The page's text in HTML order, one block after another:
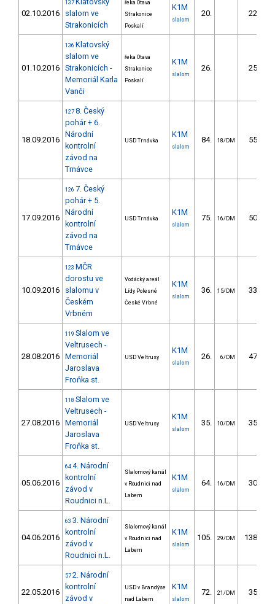
02.10.2016
137
slalom ve
Strakonicích
řeka Otava
Strakonice
Poskalí
K1M
slalom
20. 22.67
01.10.2016
136 Klatovský
slalom ve
Strakonicích -
Memoriál Karla
Vanči
řeka Otava
Strakonice
Poskalí
K1M
slalom
26. 25.47
18.09.2016
127 8. Český
pohár + 6.
Národní
kontrolní
závod na
Trnávce
USD Trnávka
K1M
slalom
84. 18/DM 55.40
17.09.2016
126 7. Český
pohár + 5.
Národní
kontrolní
závod na
Trnávce
USD Trnávka
K1M
slalom
75. 16/DM 50.30
10.09.2016
123 MČR
dorostu ve
slalomu v
Českém
Vrbném
Vodácký areál
Lídy Polesné
České Vrbné
K1M
slalom
36. 15/DM 33.43
28.08.2016
119 Slalom ve
Veltrusech -
Memoriál
Jaroslava
Froňka st.
USD Veltrusy
K1M
slalom
26. 6/DM 47.83
27.08.2016
118 Slalom ve
Veltrusech -
Memoriál
Jaroslava
Froňka st.
USD Veltrusy
K1M
slalom
35. 10/DM 35.21
05.06.2016
64 4. Národní
kontrolní
závod v
Roudnici n.L.
Slalomový kanál
v Roudnici nad
Labem
K1M
slalom
64. 16/DM 30.68
04.06.2016
63 3. Národní
kontrolní
závod v
Roudnici n.L.
Slalomový kanál
v Roudnici nad
Labem
K1M
slalom
105. 29/DM 138.77
22.05.2016
57 2. Národní
kontrolní
závod v
USD v Brandýse
nad Labem
K1M
slalom
72. 21/DM 35.50